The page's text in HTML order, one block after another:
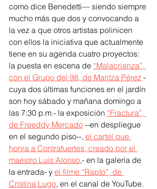
como dice Benedetti— siendo siempre
mucho más que dos y convocando a
la vez a que otros artistas polinicen
con ellos la iniciativa que actualmente
tiene en su agenda cuatro proyectos:
la puesta en escena de “Malacrianza”,
con el Grupo del 98, de Maritza Pérez -
cuya dos últimas funciones en el jardín
son hoy sábado y mañana domingo a
las 7:30 p.m.- la exposición “Fractura”,
de Freeddy Mercado --en despliegue
en el segundo piso--, el cartel que
honra a Contrafuertes, creado por el
maestro Luis Alonso,- en la galería de
la entrada- y el filme “Rapto”, de
Cristina Lugo, en el canal de YouTube.